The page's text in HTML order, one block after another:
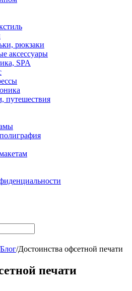
рюкзаки
аксессуары
SPA
путешествия
Блог/Достоинства офсетной печати
печати